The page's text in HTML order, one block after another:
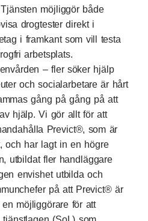
möjliggör både
drogtester direkt i
i framkant som vill testa
arbetsplats.
– fler söker hjälp
och socialarbetare är hårt
gång på gång på att
hjälp. Vi gör allt för att
Previct®, som är
och har lagt in en högre
utbildat fler handläggare
envishet utbilda och
på att Previct® är
möjliggörare för att